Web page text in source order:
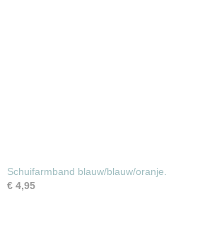
Schuifarmband blauw/blauw/oranje.
€ 4,95